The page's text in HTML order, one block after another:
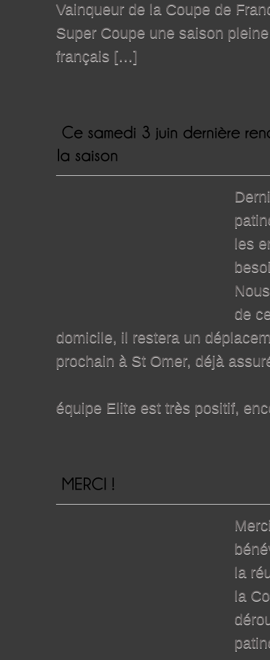
Vainqueur de la Coupe de
Super Coupe une saison
français […]
les
de
domicile, il restera un
prochain à St Omer, déjà
équipe Elite est très positif,
la
la